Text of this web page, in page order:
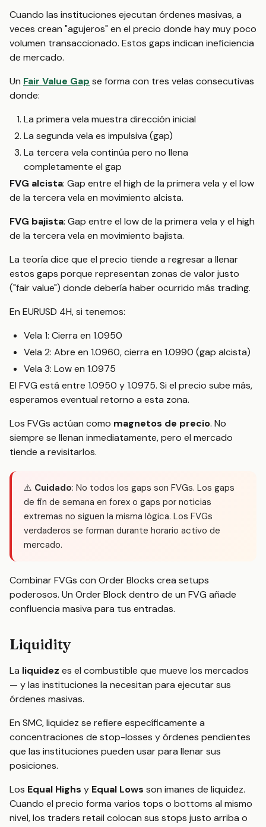
Cuando las instituciones ejecutan órdenes masivas, a
veces crean "agujeros" en el precio donde hay muy poco
volumen transaccionado. Estos gaps indican ineficiencia
de mercado.
Un Fair Value Gap se forma con tres velas consecutivas
donde:
La primera vela muestra dirección inicial
La segunda vela es impulsiva (gap)
La tercera vela continúa pero no llena
completamente el gap
FVG alcista: Gap entre el high de la primera vela y el low
de la tercera vela en movimiento alcista.
FVG bajista: Gap entre el low de la primera vela y el high
de la tercera vela en movimiento bajista.
La teoría dice que el precio tiende a regresar a llenar
estos gaps porque representan zonas de valor justo
("fair value") donde debería haber ocurrido más trading.
En EURUSD 4H, si tenemos:
Vela 1: Cierra en 1.0950
Vela 2: Abre en 1.0960, cierra en 1.0990 (gap alcista)
Vela 3: Low en 1.0975
El FVG está entre 1.0950 y 1.0975. Si el precio sube más,
esperamos eventual retorno a esta zona.
Los FVGs actúan como magnetos de precio. No
siempre se llenan inmediatamente, pero el mercado
tiende a revisitarlos.
⚠️ Cuidado: No todos los gaps son FVGs. Los gaps
de fin de semana en forex o gaps por noticias
extremas no siguen la misma lógica. Los FVGs
verdaderos se forman durante horario activo de
mercado.
Combinar FVGs con Order Blocks crea setups
poderosos. Un Order Block dentro de un FVG añade
confluencia masiva para tus entradas.
Liquidity
La liquidez es el combustible que mueve los mercados
— y las instituciones la necesitan para ejecutar sus
órdenes masivas.
En SMC, liquidez se refiere específicamente a
concentraciones de stop-losses y órdenes pendientes
que las instituciones pueden usar para llenar sus
posiciones.
Los Equal Highs y Equal Lows son imanes de liquidez.
Cuando el precio forma varios tops o bottoms al mismo
nivel, los traders retail colocan sus stops justo arriba o